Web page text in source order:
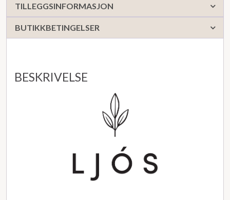
TILLEGGSINFORMASJON
BUTIKKBETINGELSER
BESKRIVELSE